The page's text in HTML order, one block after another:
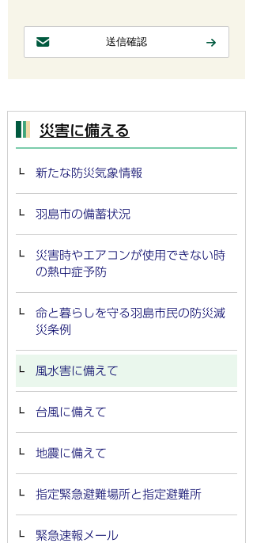
災害に備える
新たな防災気象情報
羽島市の備蓄状況
災害時やエアコンが使用できない時
の熱中症予防
命と暮らしを守る羽島市民の防災減
災条例
風水害に備えて
台風に備えて
地震に備えて
指定緊急避難場所と指定避難所
緊急速報メール